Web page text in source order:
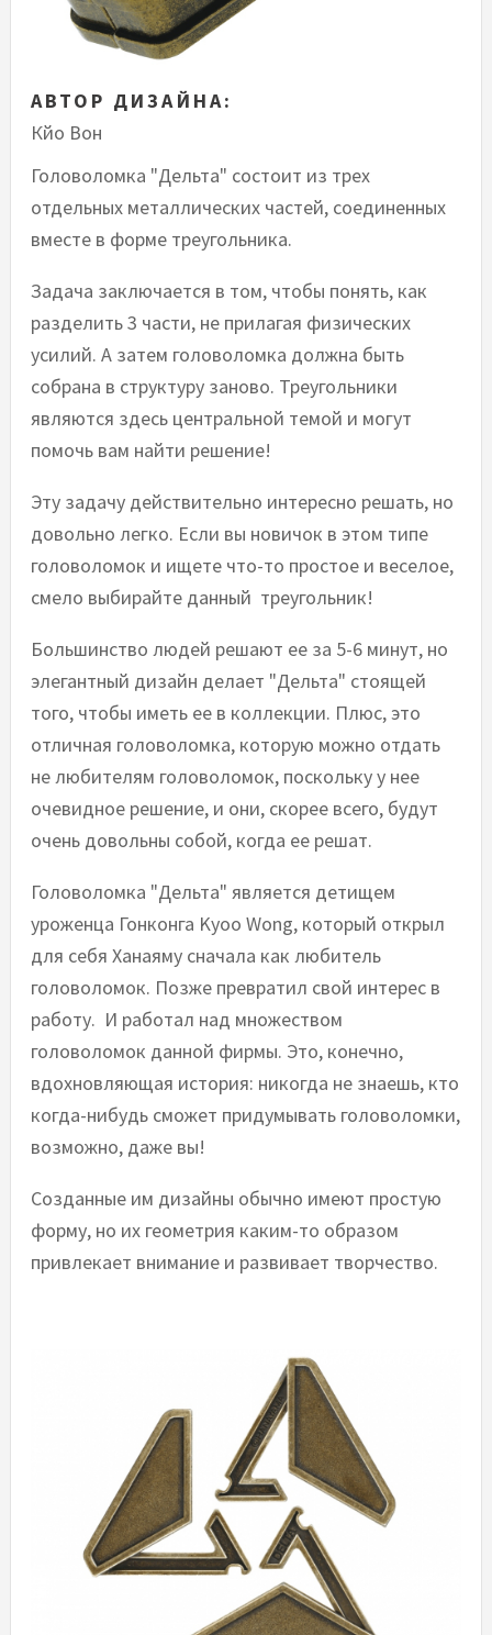
АВТОР ДИЗАЙНА:
Кйо Вон
Головоломка "Дельта" состоит из трех
отдельных металлических частей, соединенных
вместе в форме треугольника.
Задача заключается в том, чтобы понять, как
разделить 3 части, не прилагая физических
усилий. А затем головоломка должна быть
собрана в структуру заново. Треугольники
являются здесь центральной темой и могут
помочь вам найти решение!
Эту задачу действительно интересно решать, но
довольно легко. Если вы новичок в этом типе
головоломок и ищете что-то простое и веселое,
смело выбирайте данный треугольник!
Большинство людей решают ее за 5-6 минут, но
элегантный дизайн делает "Дельта" стоящей
того, чтобы иметь ее в коллекции. Плюс, это
отличная головоломка, которую можно отдать
не любителям головоломок, поскольку у нее
очевидное решение, и они, скорее всего, будут
очень довольны собой, когда ее решат.
Головоломка "Дельта" является детищем
уроженца Гонконга Kyoo Wong, который открыл
для себя Ханаяму сначала как любитель
головоломок. Позже превратил свой интерес в
работу. И работал над множеством
головоломок данной фирмы. Это, конечно,
вдохновляющая история: никогда не знаешь, кто
когда-нибудь сможет придумывать головоломки,
возможно, даже вы!
Созданные им дизайны обычно имеют простую
форму, но их геометрия каким-то образом
привлекает внимание и развивает творчество.